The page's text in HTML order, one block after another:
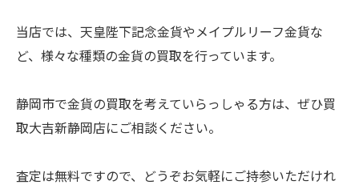
当店では、天皇陛下記念金貨やメイプルリーフ金貨な
ど、様々な種類の金貨の買取を行っています。
静岡市で金貨の買取を考えていらっしゃる方は、ぜひ買
取大吉新静岡店にご相談ください。
査定は無料ですので、どうぞお気軽にご持参いただけれ